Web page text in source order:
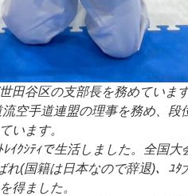
田谷区の支部長を務めています
空手道連盟の理事を務め、段
います。
ｲｸｼﾃｨで生活しました。全国大
れ(国籍は日本なので辞退)、ﾕﾀ
得ました。